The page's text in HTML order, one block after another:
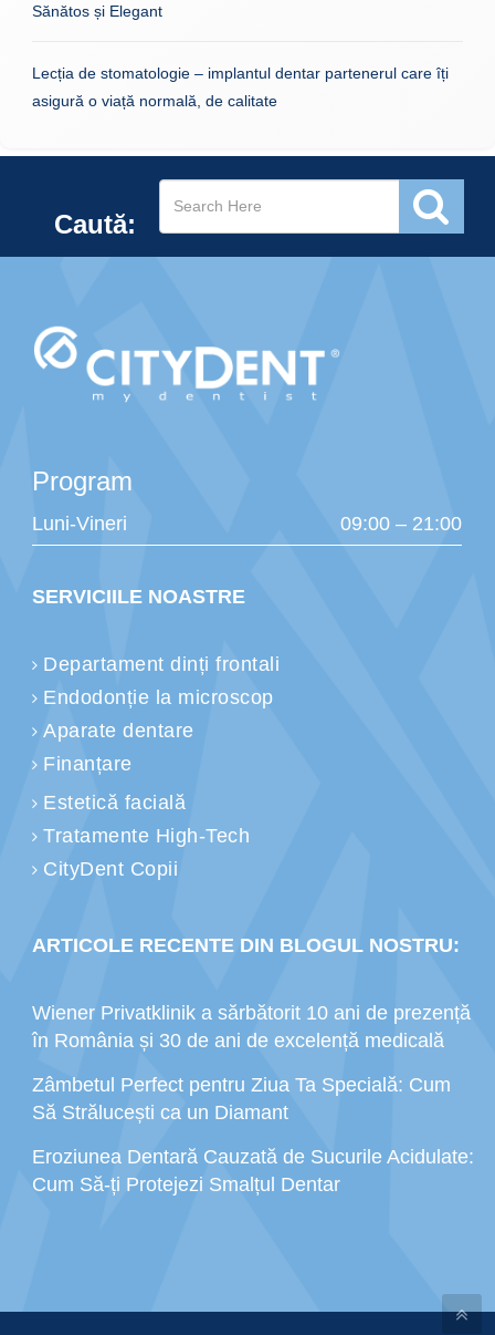
Sănătos și Elegant
Lecția de stomatologie – implantul dentar partenerul care îți
asigură o viață normală, de calitate
Caută:
Program
Luni-Vineri 09:00 – 21:00
SERVICIILE NOASTRE
Departament dinți frontali
Endodonție la microscop
Aparate dentare
Finanțare
Estetică facială
Tratamente High-Tech
CityDent Copii
ARTICOLE RECENTE DIN BLOGUL NOSTRU:
Wiener Privatklinik a sărbătorit 10 ani de prezență
în România și 30 de ani de excelență medicală
Zâmbetul Perfect pentru Ziua Ta Specială: Cum
Să Strălucești ca un Diamant
Eroziunea Dentară Cauzată de Sucurile Acidulate:
Cum Să-ți Protejezi Smalțul Dentar